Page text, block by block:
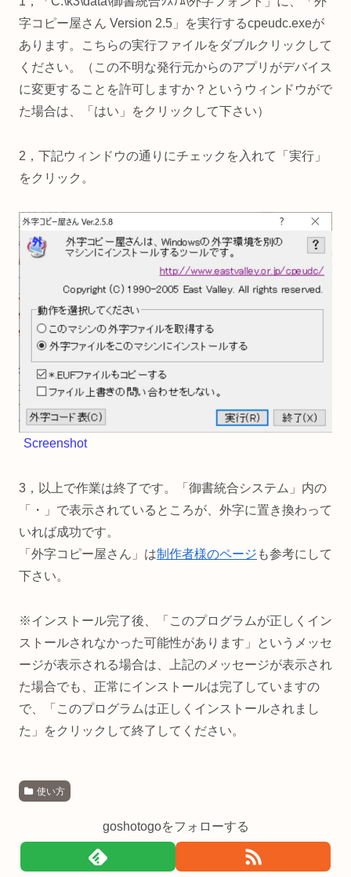
字コピー屋さん Version 2.5」を実行するcpeudc.exeが
あります。こちらの実行ファイルをダブルクリックして
ください。（この不明な発行元からのアプリがデバイス
に変更することを許可しますか？というウィンドウがで
た場合は、「はい」をクリックして下さい）
2，下記ウィンドウの通りにチェックを入れて「実行」
をクリック。
Screenshot
3，以上で作業は終了です。「御書統合システム」内の
「・」で表示されているところが、外字に置き換わって
いれば成功です。
「外字コピー屋さん」は制作者様のページ も参考にして
下さい。
※インストール完了後、「このプログラムが正しくイン
ストールされなかった可能性があります」というメッセ
ージが表示される場合は、上記のメッセージが表示され
た場合でも、正常にインストールは完了していますの
で、「このプログラムは正しくインストールされまし
た」をクリックして終了してください。
使い方
goshotogoをフォローする